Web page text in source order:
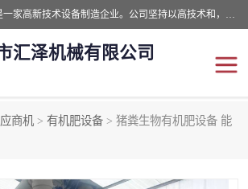
诸城汇泽机械有限公司是一家高新技术设备制造企业。公司坚持以高技术和，高服务于用户，以的环保机械制造设备赢的用户的信赖。现在主要生产死亡畜禽无害化处理和立式和卧式有机肥设备，搅拌机，烘干机，高温发酵机等。污水处理设备，固液分离机。气浮机，化制机等。公司秉承品质，用户至上，科技创新的经营理。
汇泽机械有限公司
商机 > 有机肥设备 > 猪粪生物有机肥设备 能
有机肥设备